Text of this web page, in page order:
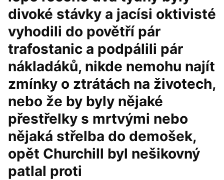
divoké stávky a jacísi oktivisté
vyhodili do povětří pár
trafostanic a podpálili pár
nákladáků, nikde nemohu najít
zmínky o ztrátách na životech,
nebo že by byly nějaké
přestřelky s mrtvými nebo
nějaká střelba do demošek,
opět Churchill byl nešikovný
patlal proti